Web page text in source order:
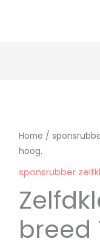
Home /
hoog.
sponsrubber
breed
Zelfdklevend
11m
breed
mm
hoog.
aantal